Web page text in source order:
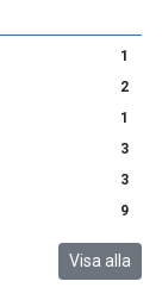
1
2
1
3
3
9
Visa alla